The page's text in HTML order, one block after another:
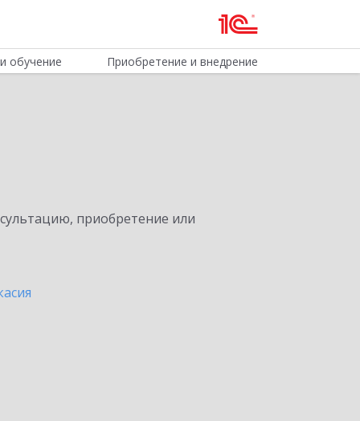
обучение Приобретение и внедрение
приобретение или